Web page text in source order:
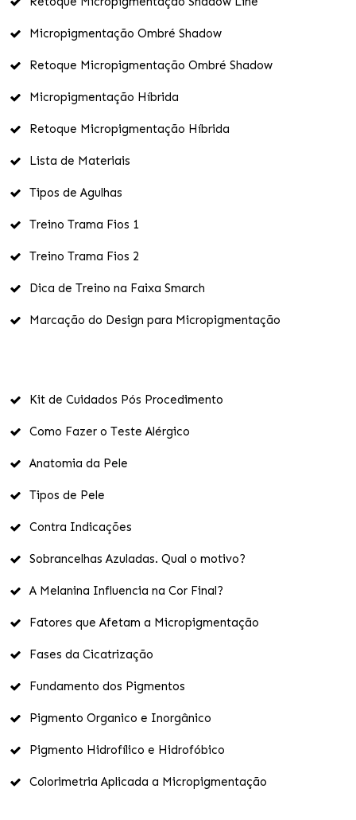
Micropigmentação Ombré Shadow
Retoque Micropigmentação Ombré Shadow
Micropigmentação Híbrida
Retoque Micropigmentação Híbrida
Lista de Materiais
Tipos de Agulhas
Treino Trama Fios 1
Treino Trama Fios 2
Dica de Treino na Faixa Smarch
Marcação do Design para Micropigmentação
Kit de Cuidados Pós Procedimento
Como Fazer o Teste Alérgico
Anatomia da Pele
Tipos de Pele
Contra Indicações
Sobrancelhas Azuladas. Qual o motivo?
A Melanina Influencia na Cor Final?
Fatores que Afetam a Micropigmentação
Fases da Cicatrização
Fundamento dos Pigmentos
Pigmento Organico e Inorgânico
Pigmento Hidrofílico e Hidrofóbico
Colorimetria Aplicada a Micropigmentação